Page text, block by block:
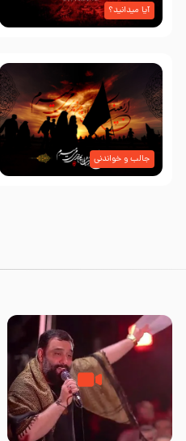
آیا میدانید؟
جالب و خواندنی
جانا جانا ابی عبدالله – کربلایی
جواد مقدم – شب هشتم محرم